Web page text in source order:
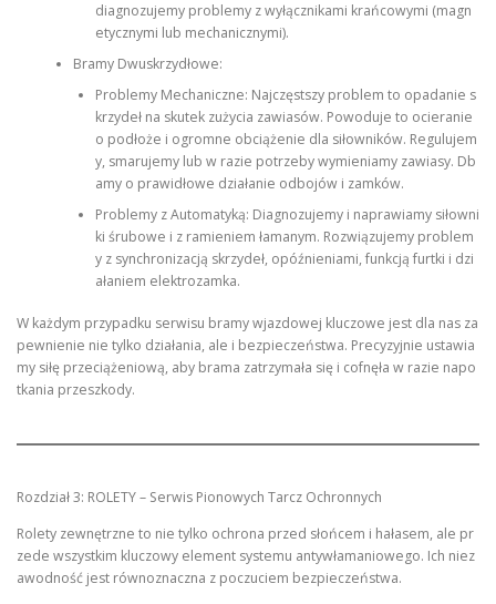
diagnozujemy problemy z wyłącznikami krańcowymi (magn
etycznymi lub mechanicznymi).
Bramy Dwuskrzydłowe:
Problemy Mechaniczne: Najczęstszy problem to opadanie s
krzydeł na skutek zużycia zawiasów. Powoduje to ocieranie
o podłoże i ogromne obciążenie dla siłowników. Regulujem
y, smarujemy lub w razie potrzeby wymieniamy zawiasy. Db
amy o prawidłowe działanie odbojów i zamków.
Problemy z Automatyką: Diagnozujemy i naprawiamy siłowni
ki śrubowe i z ramieniem łamanym. Rozwiązujemy problem
y z synchronizacją skrzydeł, opóźnieniami, funkcją furtki i dzi
ałaniem elektrozamka.
W każdym przypadku serwisu bramy wjazdowej kluczowe jest dla nas za
pewnienie nie tylko działania, ale i bezpieczeństwa. Precyzyjnie ustawia
my siłę przeciążeniową, aby brama zatrzymała się i cofnęła w razie napo
tkania przeszkody.
Rozdział 3: ROLETY – Serwis Pionowych Tarcz Ochronnych
Rolety zewnętrzne to nie tylko ochrona przed słońcem i hałasem, ale pr
zede wszystkim kluczowy element systemu antywłamaniowego. Ich niez
awodność jest równoznaczna z poczuciem bezpieczeństwa.